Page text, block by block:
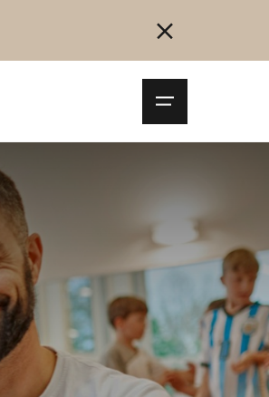
Collegarsi
Inizia ora